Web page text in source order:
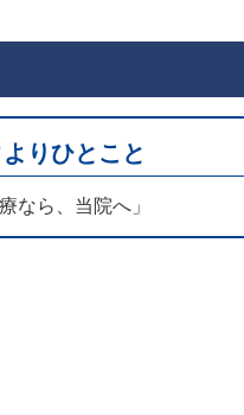
りひとこと
なら、当院へ」